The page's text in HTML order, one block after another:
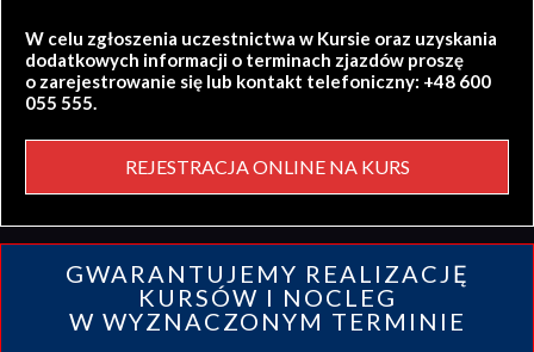
W celu zgłoszenia uczestnictwa w Kursie oraz uzyskania
dodatkowych informacji o terminach zjazdów proszę
o zarejestrowanie się lub kontakt telefoniczny: +48 600
055 555.
REJESTRACJA ONLINE NA KURS
GWARANTUJEMY REALIZACJĘ
KURSÓW I NOCLEG
W WYZNACZONYM TERMINIE